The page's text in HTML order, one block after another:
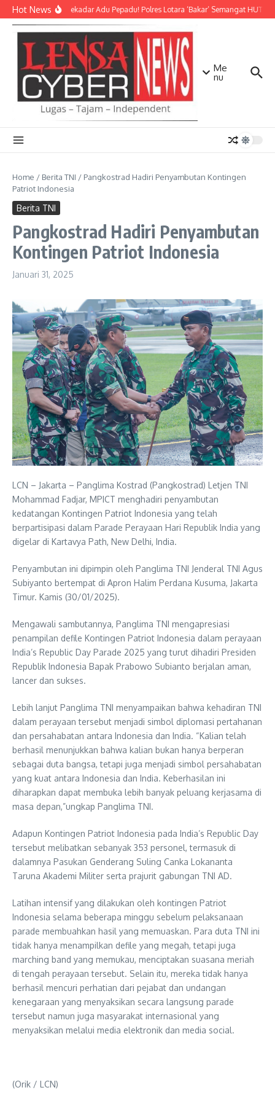
Lewati ke konten
Hot NewsBukan Sekadar Adu Pepadu! Polres Lotara ‘Bakar’ Semangat HUT
Me
nu
Home / Berita TNI / Pangkostrad Hadiri Penyambutan Kontingen
Patriot Indonesia
Berita TNI
Pangkostrad Hadiri Penyambutan
Kontingen Patriot Indonesia
Januari 31, 2025
LCN – Jakarta – Panglima Kostrad (Pangkostrad) Letjen TNI
Mohammad Fadjar, MPICT menghadiri penyambutan
kedatangan Kontingen Patriot Indonesia yang telah
berpartisipasi dalam Parade Perayaan Hari Republik India yang
digelar di Kartavya Path, New Delhi, India.
Penyambutan ini dipimpin oleh Panglima TNI Jenderal TNI Agus
Subiyanto bertempat di Apron Halim Perdana Kusuma, Jakarta
Timur. Kamis (30/01/2025).
Mengawali sambutannya, Panglima TNI mengapresiasi
penampilan defile Kontingen Patriot Indonesia dalam perayaan
India’s Republic Day Parade 2025 yang turut dihadiri Presiden
Republik Indonesia Bapak Prabowo Subianto berjalan aman,
lancer dan sukses.
Lebih lanjut Panglima TNI menyampaikan bahwa kehadiran TNI
dalam perayaan tersebut menjadi simbol diplomasi pertahanan
dan persahabatan antara Indonesia dan India. “Kalian telah
berhasil menunjukkan bahwa kalian bukan hanya berperan
sebagai duta bangsa, tetapi juga menjadi simbol persahabatan
yang kuat antara Indonesia dan India. Keberhasilan ini
diharapkan dapat membuka lebih banyak peluang kerjasama di
masa depan,”ungkap Panglima TNI.
Adapun Kontingen Patriot Indonesia pada India’s Republic Day
tersebut melibatkan sebanyak 353 personel, termasuk di
dalamnya Pasukan Genderang Suling Canka Lokananta
Taruna Akademi Militer serta prajurit gabungan TNI AD.
Latihan intensif yang dilakukan oleh kontingen Patriot
Indonesia selama beberapa minggu sebelum pelaksanaan
parade membuahkan hasil yang memuaskan. Para duta TNI ini
tidak hanya menampilkan defile yang megah, tetapi juga
marching band yang memukau, menciptakan suasana meriah
di tengah perayaan tersebut. Selain itu, mereka tidak hanya
berhasil mencuri perhatian dari pejabat dan undangan
kenegaraan yang menyaksikan secara langsung parade
tersebut namun juga masyarakat internasional yang
menyaksikan melalui media elektronik dan media social.
(Orik / LCN)